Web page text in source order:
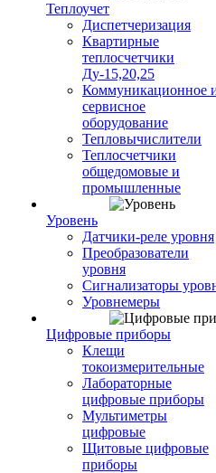
Теплоучет
Диспетчеризация
Квартирные
теплосчетчики
Ду-15,20,25
Коммуникационное
сервисное
оборудование
Тепловычислители
Теплосчетчики
общедомовые и
промышленные
Уровень
Датчики-реле уровня
Преобразователи
уровня
Сигнализаторы
Уровнемеры
Цифровые приборы
Клещи
токоизмерительные
Лабораторные
цифровые приборы
Мультиметры
цифровые
Щитовые цифровые
приборы